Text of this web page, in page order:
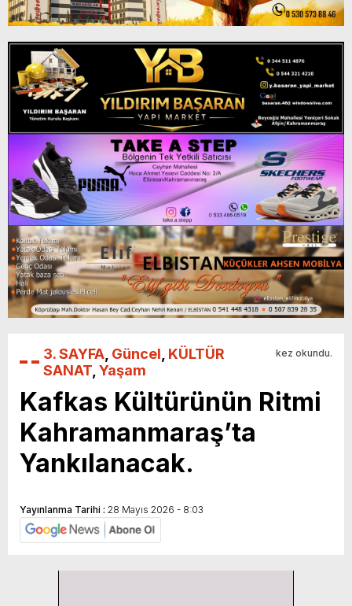
3. SAYFA Güncel KÜLTÜR
SANAT Yaşam
kez okundu.
Kafkas Kültürünün Ritmi
Kahramanmaraş’ta
Yankılanacak.
Yayınlanma Tarihi : 28 Mayıs 2026 - 8:03